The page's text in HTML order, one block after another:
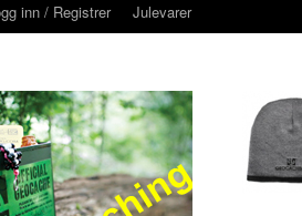
inn / Registrer Julevarer